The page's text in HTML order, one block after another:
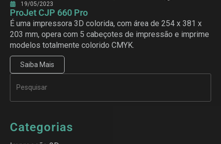
19/05/2023
ProJet CJP 660 Pro
É uma impressora 3D colorida, com área de 254 x 381 x
203 mm, opera com 5 cabeçotes de impressão e imprime
modelos totalmente colorido CMYK.
Saiba Mais
Categorias